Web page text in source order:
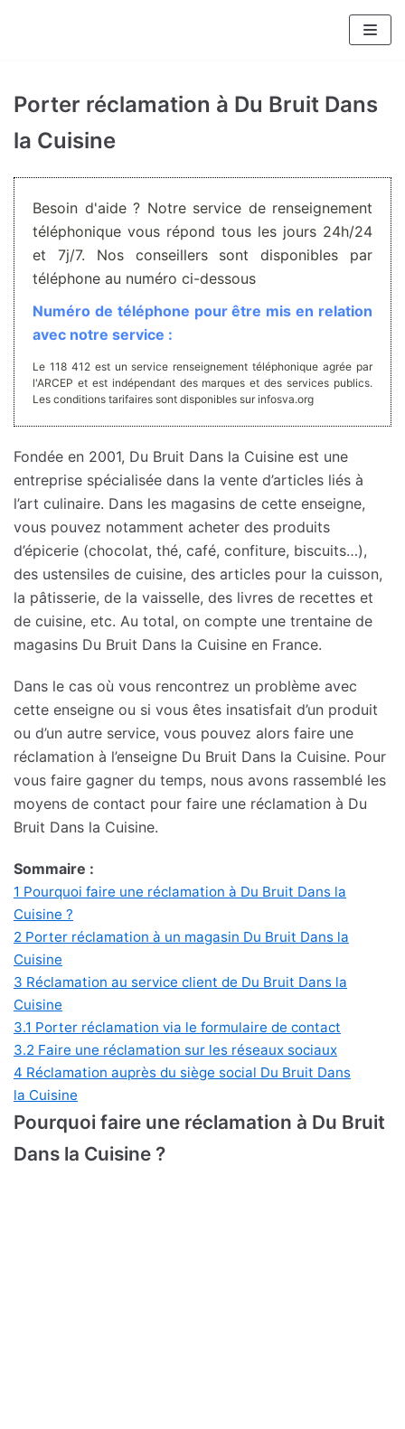
contenu
Porter réclamation à Du Bruit Dans
la Cuisine
Besoin d'aide ? Notre service de renseignement
téléphonique vous répond tous les jours 24h/24
et 7j/7. Nos conseillers sont disponibles par
téléphone au numéro ci-dessous
Numéro de téléphone pour être mis en relation
avec notre service :
Le 118 412 est un service renseignement téléphonique agrée par
l'ARCEP et est indépendant des marques et des services publics.
Les conditions tarifaires sont disponibles sur infosva.org
Fondée en 2001, Du Bruit Dans la Cuisine est une
entreprise spécialisée dans la vente d’articles liés à
l’art culinaire. Dans les magasins de cette enseigne,
vous pouvez notamment acheter des produits
d’épicerie (chocolat, thé, café, confiture, biscuits…),
des ustensiles de cuisine, des articles pour la cuisson,
la pâtisserie, de la vaisselle, des livres de recettes et
de cuisine, etc. Au total, on compte une trentaine de
magasins Du Bruit Dans la Cuisine en France.
Dans le cas où vous rencontrez un problème avec
cette enseigne ou si vous êtes insatisfait d’un produit
ou d’un autre service, vous pouvez alors faire une
réclamation à l’enseigne Du Bruit Dans la Cuisine. Pour
vous faire gagner du temps, nous avons rassemblé les
moyens de contact pour faire une réclamation à Du
Bruit Dans la Cuisine.
Sommaire :
1 Pourquoi faire une réclamation à Du Bruit Dans la
Cuisine ?
2 Porter réclamation à un magasin Du Bruit Dans la
Cuisine
3 Réclamation au service client de Du Bruit Dans la
Cuisine
3.1 Porter réclamation via le formulaire de contact
3.2 Faire une réclamation sur les réseaux sociaux
4 Réclamation auprès du siège social Du Bruit Dans
la Cuisine
Pourquoi faire une réclamation à Du Bruit
Dans la Cuisine ?